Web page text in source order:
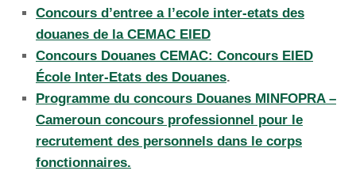
Concours d’entree a l’ecole inter-etats des
douanes de la CEMAC EIED
Concours Douanes CEMAC: Concours EIED
École Inter-Etats des Douanes.
Programme du concours Douanes MINFOPRA –
Cameroun concours professionnel pour le
recrutement des personnels dans le corps
fonctionnaires.